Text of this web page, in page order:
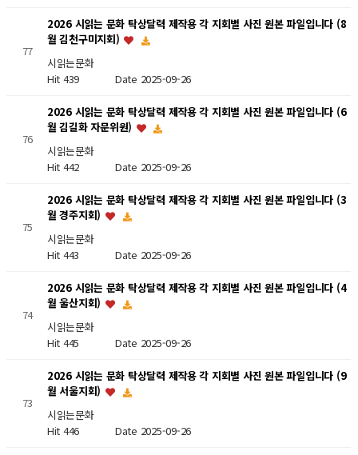
77
2026 시읽는 문화 탁상달력 제작용 각 지회별 사진 원본 파일입니다 (8
월 김천구미지회)
시읽는문화
Hit 439Date 2025-09-26
76
2026 시읽는 문화 탁상달력 제작용 각 지회별 사진 원본 파일입니다 (6
월 김길화 자문위원)
시읽는문화
Hit 442Date 2025-09-26
75
2026 시읽는 문화 탁상달력 제작용 각 지회별 사진 원본 파일입니다 (3
월 경주지회)
시읽는문화
Hit 443Date 2025-09-26
74
2026 시읽는 문화 탁상달력 제작용 각 지회별 사진 원본 파일입니다 (4
월 울산지회)
시읽는문화
Hit 445Date 2025-09-26
73
2026 시읽는 문화 탁상달력 제작용 각 지회별 사진 원본 파일입니다 (9
월 서울지회)
시읽는문화
Hit 446Date 2025-09-26